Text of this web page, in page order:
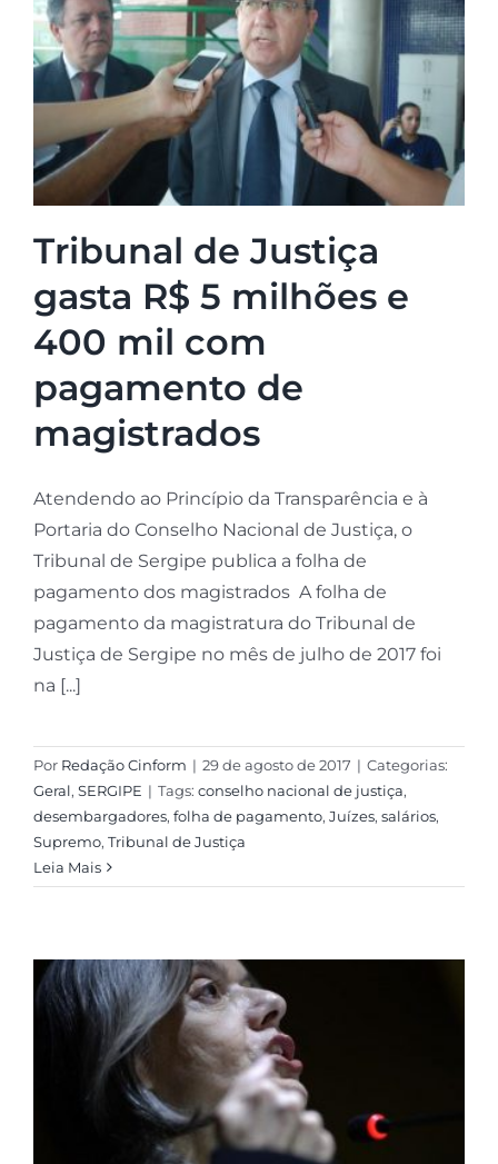
Tribunal de Justiça
gasta R$ 5 milhões e
400 mil com
pagamento de
magistrados
Atendendo ao Princípio da Transparência e à
Portaria do Conselho Nacional de Justiça, o
Tribunal de Sergipe publica a folha de
pagamento dos magistrados A folha de
pagamento da magistratura do Tribunal de
Justiça de Sergipe no mês de julho de 2017 foi
na [...]
Por Redação Cinform | 29 de agosto de 2017 | Categorias:
Geral, SERGIPE | Tags: conselho nacional de justiça,
desembargadores, folha de pagamento, Juízes, salários,
Supremo, Tribunal de Justiça
Leia Mais